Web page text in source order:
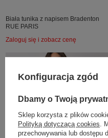
Biała tunika z napisem Bradenton
RUE PARIS
Zaloguj się i zobacz cenę
Konfiguracja zgód
Dbamy o Twoją
Sklep korzysta z plików
Polityką dotyczącą cookies.
przechowywania lub dostępu